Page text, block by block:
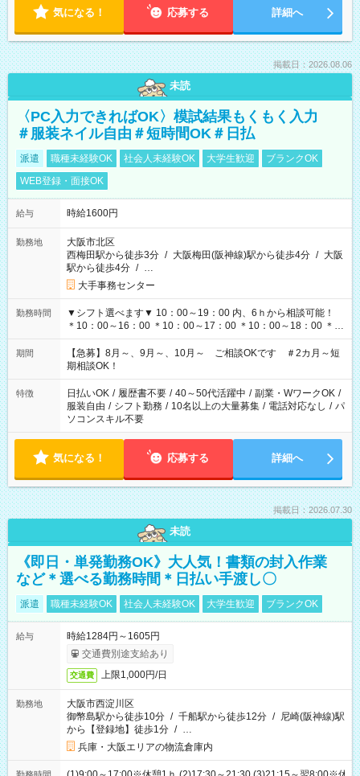
気になる！ 応募する 詳細へ
掲載日：2026.08.06
未読
〈PC入力できればOK〉模試結果もくもく入力
＃服装ネイル自由＃短時間OK＃日払
派遣 職種未経験OK 社会人未経験OK 大学生歓迎
ブランクOK
WEB登録・面接OK
給与 時給1600円
勤務地
大阪市北区
西梅田駅から徒歩3分 / 大阪梅田(阪神線)駅から徒歩4分 / 大阪
駅から徒歩4分 / …
大手事務センター
勤務時間
▼シフト選べます▼ 10：00～19：00 内、6ｈから相談可能！
＊10：00～16：00 ＊10：00～17：00 ＊10：00～18：00 ＊
11：00～19：00 ＊12：00～19：00 ＊13：00～19：00
期間
【急募】8月～、9月～、10月～ ご相談OKです ＃2カ月～短
期相談OK！
特徴 日払いOK / 履歴書不要 / 40～50代活躍中 / 副業・WワークOK /
服装自由 / シフト勤務 / 10名以上の大量募集 / 電話対応なし / パ
ソコンスキル不要
気になる！ 応募する 詳細へ
掲載日：2026.07.30
未読
《即日・単発勤務OK》大人気！書類の封入作業
など＊選べる勤務時間＊日払い手渡し〇
派遣 職種未経験OK 社会人未経験OK 大学生歓迎 ブランクOK
給与
時給1284円～1605円
交通費別途支給あり
交通費 上限1,000円/日
勤務地
大阪市西淀川区
御幣島駅から徒歩10分 / 千船駅から徒歩12分 / 尼崎(阪神線)駅
から【登録地】徒歩1分 / …
兵庫・大阪エリアの物流倉庫内